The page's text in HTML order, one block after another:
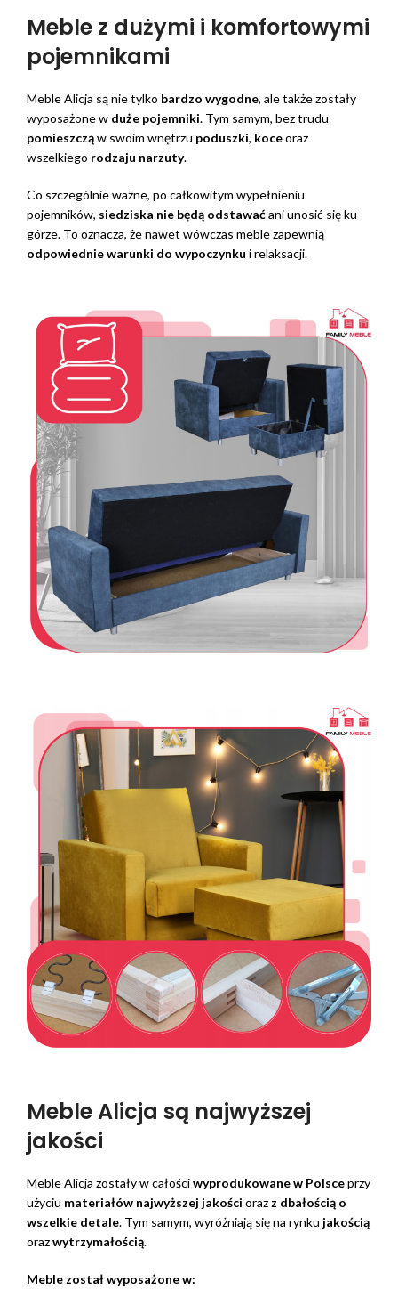
Meble z dużymi i komfortowymi
pojemnikami
Meble Alicja są nie tylko bardzo wygodne, ale także zostały
wyposażone w duże pojemniki. Tym samym, bez trudu
pomieszcząw swoim wnętrzu poduszki, koceoraz
wszelkiego rodzaju narzuty.
Co szczególnie ważne, po całkowitym wypełnieniu
pojemników, siedziska nie będą odstawaćani unosić się ku
górze. To oznacza, że nawet wówczas meble zapewnią
odpowiednie warunki do wypoczynku i relaksacji.
Meble Alicja są najwyższej
jakości
Meble Alicja zostały w całościwyprodukowane w Polsceprzy
użyciu materiałów najwyższej jakości oraz z dbałością o
wszelkie detale. Tym samym, wyróżniają się na rynku jakością
orazwytrzymałością.
Meble został wyposażone w: